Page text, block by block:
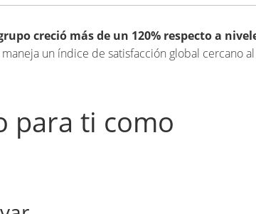
creció más de un 120% respecto a
un índice de satisfacción global cercano al
para ti como